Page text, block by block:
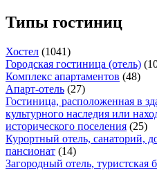
Типы гостиниц
Хостел (1041)
Городская гостиница (отель)
Комплекс апартаментов (48)
Апарт-отель (27)
Гостиница, расположенная в
культурного наследия или
исторического поселения (25)
Курортный отель, санаторий,
пансионат (14)
Загородный отель, туристская